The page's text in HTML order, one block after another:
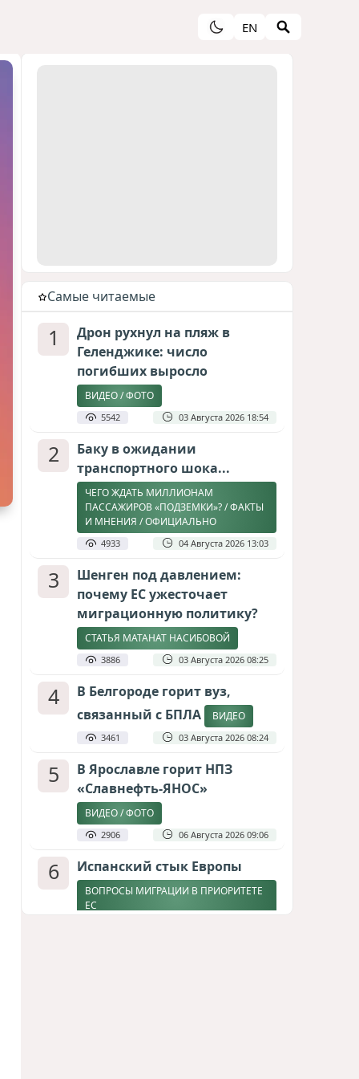
EN
Cамые читаемые
1
Дрон рухнул на пляж в
Геленджике: число
погибших выросло
ВИДЕО / ФОТО
5542 03 Августа 2026 18:54
2
Баку в ожидании
транспортного шока...
ЧЕГО ЖДАТЬ МИЛЛИОНАМ
ПАССАЖИРОВ «ПОДЗЕМКИ»? / ФАКТЫ
И МНЕНИЯ / ОФИЦИАЛЬНО
4933 04 Августа 2026 13:03
3
Шенген под давлением:
почему ЕС ужесточает
миграционную политику?
СТАТЬЯ МАТАНАТ НАСИБОВОЙ
3886 03 Августа 2026 08:25
4
В Белгороде горит вуз,
связанный с БПЛА
ВИДЕО
3461 03 Августа 2026 08:24
5
В Ярославле горит НПЗ
«Славнефть-ЯНОС»
ВИДЕО / ФОТО
2906 06 Августа 2026 09:06
6 Испанский стык Европы
ВОПРОСЫ МИГРАЦИИ В ПРИОРИТЕТЕ
ЕС